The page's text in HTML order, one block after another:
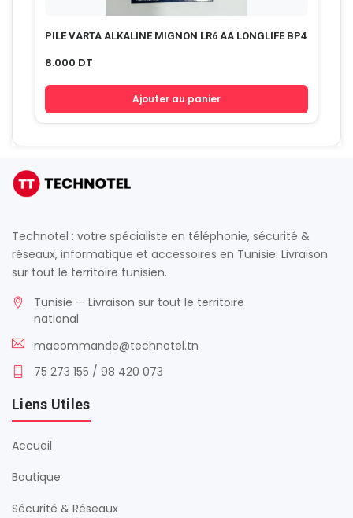
PILE VARTA ALKALINE MIGNON LR6 AA LONGLIFE BP4
8.000 DT
Ajouter au panier
Technotel : votre spécialiste en téléphonie, sécurité &
réseaux, informatique et accessoires en Tunisie. Livraison
sur tout le territoire tunisien.
Tunisie — Livraison sur tout le territoire
national
macommande@technotel.tn
75 273 155 / 98 420 073
Liens Utiles
Accueil
Boutique
Sécurité & Réseaux